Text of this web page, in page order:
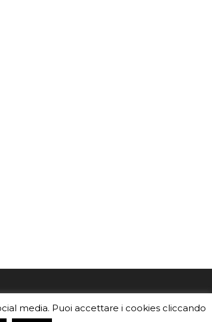
brochureda distribuire nella tua
media. Puoi accettare i cookies cliccando